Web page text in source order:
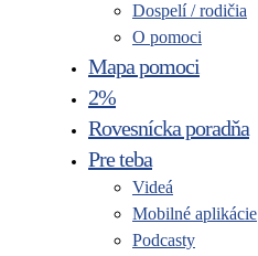
Dospelí / rodičia
O pomoci
Mapa pomoci
2%
Rovesnícka poradňa
Pre teba
Videá
Mobilné aplikácie
Podcasty